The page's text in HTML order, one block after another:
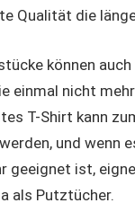
Qualität die
können
einmal nicht
T-Shirt kann
und wenn
geeignet ist,
als Putztücher.